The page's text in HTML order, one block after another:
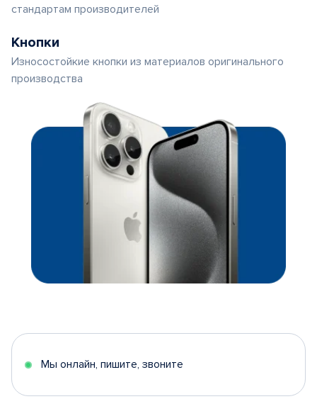
стандартам производителей
Кнопки
Износостойкие кнопки из материалов оригинального
производства
Мы онлайн, пишите, звоните